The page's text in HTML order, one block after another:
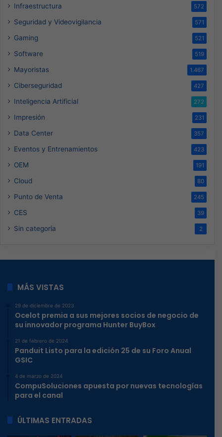
Infraestructura 572
Seguridad y Videovigilancia 571
Gaming 521
Software 519
Mayoristas 1.467
Ciberseguridad 427
Inteligencia Artificial 272
Impresión 231
Data Center 357
Eventos y Entrenamientos 423
OEM 191
Cloud 80
Punto de Venta 245
CES 39
Sin categoría 2
MÁS VISTAS
29 de diciembre de 2023
Ocelot premia a sus mejores socios de negocio de
su innovador programa Hunter BuyBox
21 de febrero de 2024
Panduit Listo para la edición 25 de su Foro Anual
GSIC
4 de marzo de 2024
CompuSoluciones apuesta por nuevas tecnologías
para el canal
ÚLTIMAS ENTRADAS